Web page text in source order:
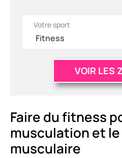
Votre sport
VOIR LES
Faire du fitness
musculation et
musculaire